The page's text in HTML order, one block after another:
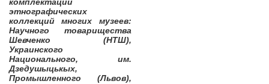
этнографических
коллекций многих музеев:
Научного товарищества
Шевченко (НТШ),
Украинского
Национального, им.
Дзедушыцькых,
Промышленного (Львов),